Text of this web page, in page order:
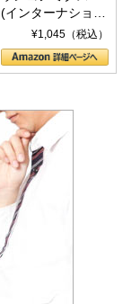
(インターナショナ
ル新書)¥1,045（税込）